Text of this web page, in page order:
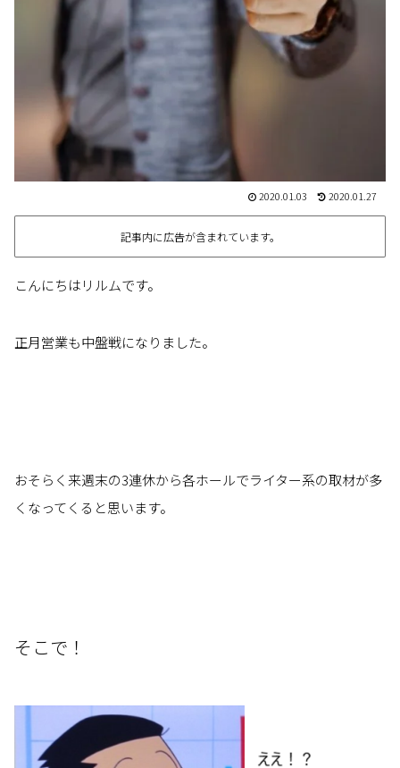
2020.01.03 2020.01.27
記事内に広告が含まれています。
こんにちはリルムです。
正月営業も中盤戦になりました。
おそらく来週末の3連休から各ホールでライター系の取材が多
くなってくると思います。
そこで！